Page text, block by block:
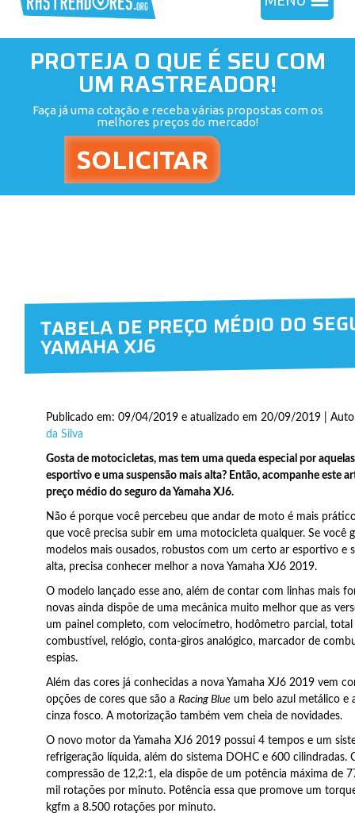
PROTEJA O QUE É SEU COM
UM RASTREADOR!
Faça já uma cotação e receba várias propostas com os
melhores preços do mercado!
TABELA DE PREÇO MÉDIO DO
YAMAHA XJ6
Publicado em: 09/04/2019 e atualizado em 20/09/2019 |
da Silva
Gosta de motocicletas, mas tem uma queda especial por
esportivo e uma suspensão mais alta? Então, acompanhe este
preço médio do seguro da Yamaha XJ6.
Não é porque você percebeu que andar de moto é mais
que você precisa subir em uma motocicleta qualquer. Se você
modelos mais ousados, robustos com um certo ar esportivo e
alta, precisa conhecer melhor a nova Yamaha XJ6 2019.
O modelo lançado esse ano, além de contar com linhas mais
novas ainda dispõe de uma mecânica muito melhor que as
um painel completo, com velocímetro, hodômetro parcial, total
combustível, relógio, conta-giros analógico, marcador de
espias.
Além das cores já conhecidas a nova Yamaha XJ6 2019 vem
opções de cores que são aRacing Blue um belo azul metálico e
cinza fosco. A motorização também vem cheia de novidades.
O novo motor da Yamaha XJ6 2019 possui 4 tempos e um
refrigeração líquida, além do sistema DOHC e 600 cilindradas.
compressão de 12,2:1, ela dispõe de um potência máxima de
mil rotações por minuto. Potência essa que promove um
kgfm a 8.500 rotações por minuto.